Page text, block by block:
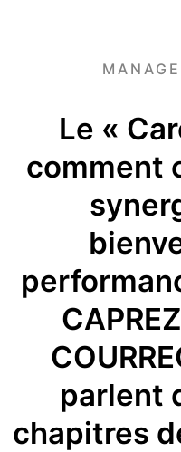
Le «
comment
parlent
chapitres